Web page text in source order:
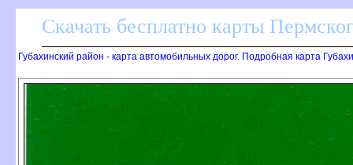
Скачать бесплатно карты
Губахинский район - карта автомобильных дорог. Подробная карта